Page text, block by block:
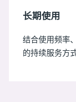
长期使用
结合使用频率
的持续服务方式